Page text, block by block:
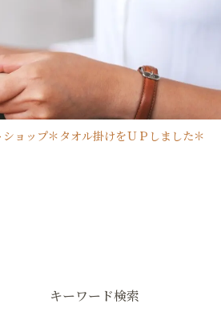
ョップ＊タオル掛けをＵＰしました＊
キーワード検索